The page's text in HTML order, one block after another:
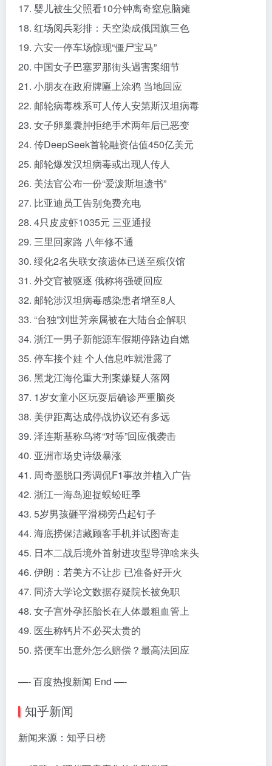
17. 婴儿被生父照看10分钟离奇窒息脑瘫
18. 红场阅兵彩排：天空染成俄国旗三色
19. 六安一停车场惊现“僵尸宝马”
20. 中国女子巴塞罗那街头遇害案细节
21. 小朋友在政府牌匾上涂鸦 当地回应
22. 邮轮病毒株系可人传人安第斯汉坦病毒
23. 女子卵巢囊肿拒绝手术两年后已恶变
24. 传DeepSeek首轮融资估值450亿美元
25. 邮轮爆发汉坦病毒或出现人传人
26. 美法官公布一份“爱泼斯坦遗书”
27. 比亚迪员工告别免费充电
28. 4只皮皮虾1035元 三亚通报
29. 三里回家路 八年修不通
30. 绥化2名失联女孩遗体已送至殡仪馆
31. 外交官被驱逐 俄称将强硬回应
32. 邮轮涉汉坦病毒感染患者增至8人
33. “台独”刘世芳亲属被在大陆台企解职
34. 浙江一男子新能源车假期停路边自燃
35. 停车接个娃 个人信息咋就泄露了
36. 黑龙江海伦重大刑案嫌疑人落网
37. 1岁女童小区玩耍后确诊严重脑炎
38. 美伊距离达成停战协议还有多远
39. 泽连斯基称乌将“对等”回应俄袭击
40. 亚洲市场史诗级暴涨
41. 周奇墨脱口秀调侃F1事故并植入广告
42. 浙江一海岛迎捉蜈蚣旺季
43. 5岁男孩砸平滑梯旁凸起钉子
44. 海底捞保洁藏顾客手机并试图寄走
45. 日本二战后境外首射进攻型导弹啥来头
46. 伊朗：若美方不让步 已准备好开火
47. 同济大学论文数据存疑院长被免职
48. 女子宫外孕胚胎长在人体最粗血管上
49. 医生称钙片不必买太贵的
50. 搭便车出意外怎么赔偿？最高法回应
—- 百度热搜新闻 End —-
知乎新闻
新闻来源：知乎日榜